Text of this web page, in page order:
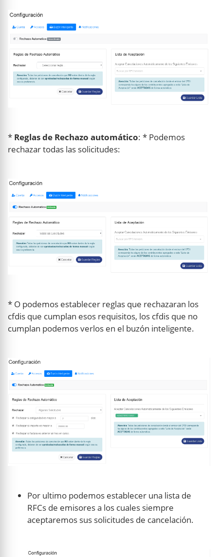
* Reglas de Rechazo automático: * Podemos
rechazar todas las solicitudes:
* O podemos establecer reglas que rechazaran los
cfdis que cumplan esos requisitos, los cfdis que no
cumplan podemos verlos en el buzón inteligente.
Por ultimo podemos establecer una lista de
RFCs de emisores a los cuales siempre
aceptaremos sus solicitudes de cancelación.